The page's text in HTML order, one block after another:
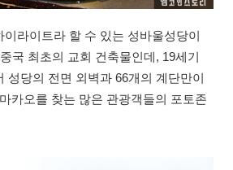
라이트라 할 수 있는 성바울성당이
국 최초의 교회 건축물인데, 19세기
성당의 전면 외벽과 66개의 계단만이
카오를 찾는 많은 관광객들의 포토존